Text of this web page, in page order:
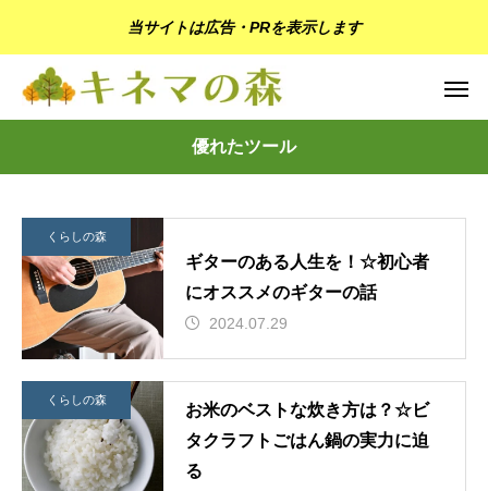
当サイトは広告・PRを表示します
優れたツール
くらしの森
ギターのある人生を！☆初心者
にオススメのギターの話
2024.07.29
くらしの森
お米のベストな炊き方は？☆ビ
タクラフトごはん鍋の実力に迫
る